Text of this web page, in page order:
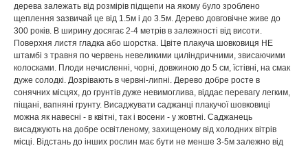
дерева залежать від розмірів підщепи на якому було зроблено
щеплення зазвичай це від 1.5м і до 3.5м. Дерево довговічне живе до
300 років. В ширину досягає 2-4 метрів в залежності від висоти.
Поверхня листя гладка або шорстка. Цвіте плакуча шовковиця НЕ
штамбі з травня по червень невеликими циліндричними, звисаючими
колосками. Плоди нечисленні, чорні, довжиною до 5 см, їстівні, на смак
дуже солодкі. Дозрівають в червні-липні. Дерево добре росте в
сонячних місцях, до грунтів дуже невимоглива, віддає перевагу легким,
піщані, вапняні грунту. Висаджувати саджанці плакучої шовковиці
можна як навесні - в квітні, так і восени - у жовтні. Саджанець
висаджують на добре освітленому, захищеному від холодних вітрів
місці. Відстань до інших рослин має бути не менше 3-5м залежно від